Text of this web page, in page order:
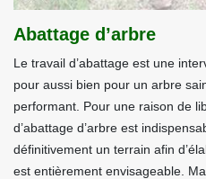
Abattage d’arbre
Le travail d’abattage est une
pour aussi bien pour un arbre
performant. Pour une raison de
d’abattage d’arbre est
définitivement un terrain afin
est entièrement envisageable.